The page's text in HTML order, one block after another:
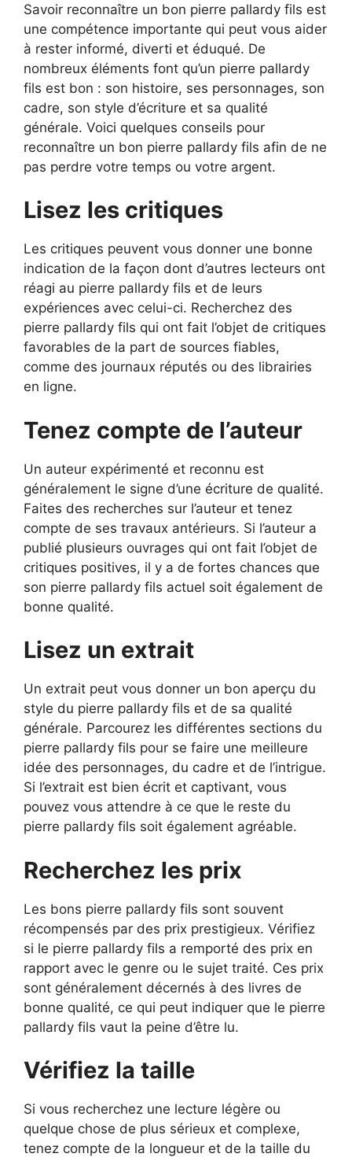
Savoir reconnaître un bon pierre pallardy fils est
une compétence importante qui peut vous aider
à rester informé, diverti et éduqué. De
nombreux éléments font qu’un pierre pallardy
fils est bon : son histoire, ses personnages, son
cadre, son style d’écriture et sa qualité
générale. Voici quelques conseils pour
reconnaître un bon pierre pallardy fils afin de ne
pas perdre votre temps ou votre argent.
Lisez les critiques
Les critiques peuvent vous donner une bonne
indication de la façon dont d’autres lecteurs ont
réagi au pierre pallardy fils et de leurs
expériences avec celui-ci. Recherchez des
pierre pallardy fils qui ont fait l’objet de critiques
favorables de la part de sources fiables,
comme des journaux réputés ou des librairies
en ligne.
Tenez compte de l’auteur
Un auteur expérimenté et reconnu est
généralement le signe d’une écriture de qualité.
Faites des recherches sur l’auteur et tenez
compte de ses travaux antérieurs. Si l’auteur a
publié plusieurs ouvrages qui ont fait l’objet de
critiques positives, il y a de fortes chances que
son pierre pallardy fils actuel soit également de
bonne qualité.
Lisez un extrait
Un extrait peut vous donner un bon aperçu du
style du pierre pallardy fils et de sa qualité
générale. Parcourez les différentes sections du
pierre pallardy fils pour se faire une meilleure
idée des personnages, du cadre et de l’intrigue.
Si l’extrait est bien écrit et captivant, vous
pouvez vous attendre à ce que le reste du
pierre pallardy fils soit également agréable.
Recherchez les prix
Les bons pierre pallardy fils sont souvent
récompensés par des prix prestigieux. Vérifiez
si le pierre pallardy fils a remporté des prix en
rapport avec le genre ou le sujet traité. Ces prix
sont généralement décernés à des livres de
bonne qualité, ce qui peut indiquer que le pierre
pallardy fils vaut la peine d’être lu.
Vérifiez la taille
Si vous recherchez une lecture légère ou
quelque chose de plus sérieux et complexe,
tenez compte de la longueur et de la taille du